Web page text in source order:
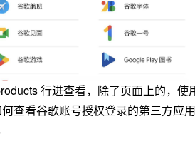
行进查看，除了页面上的，使
查看谷歌账号授权登录的第三方应用